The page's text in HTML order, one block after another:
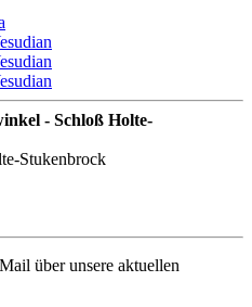
- Schloß Holte-
Stukenbrock
über unsere aktuellen